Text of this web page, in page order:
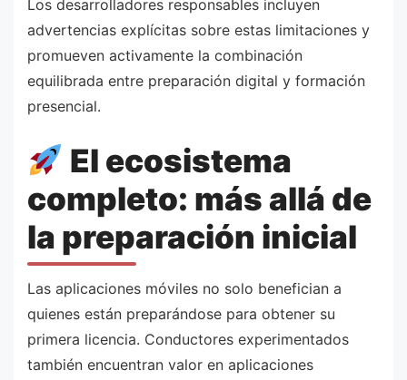
Los desarrolladores responsables incluyen
advertencias explícitas sobre estas limitaciones y
promueven activamente la combinación
equilibrada entre preparación digital y formación
presencial.
El ecosistema
completo: más allá de
la preparación inicial
Las aplicaciones móviles no solo benefician a
quienes están preparándose para obtener su
primera licencia. Conductores experimentados
también encuentran valor en aplicaciones